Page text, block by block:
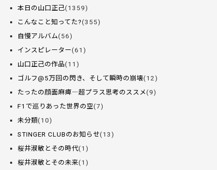
本日の山口正己(1359)
こんなこと知ってた?(355)
自慢アルバム(56)
インスピレーター(61)
山口正己の作品(11)
ゴルフ@5万回の閃き、そして瞬時の崩壊(12)
たったの顔面麻痺―超プラス思考のススメ(9)
F1で巡りあった世界の空(7)
未分類(10)
STINGER CLUBのお知らせ(13)
桜井淑敏とその時代(1)
桜井淑敏とその未来(1)